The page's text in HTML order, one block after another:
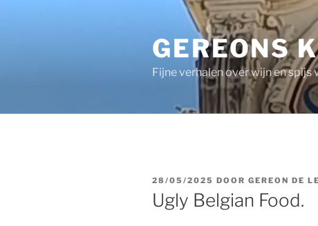
GEREONS
Fijne verhalen over wijn en spijs
GEPLAATST
OP
28/05/2025 DOOR GEREON DE
Ugly Belgian Food.